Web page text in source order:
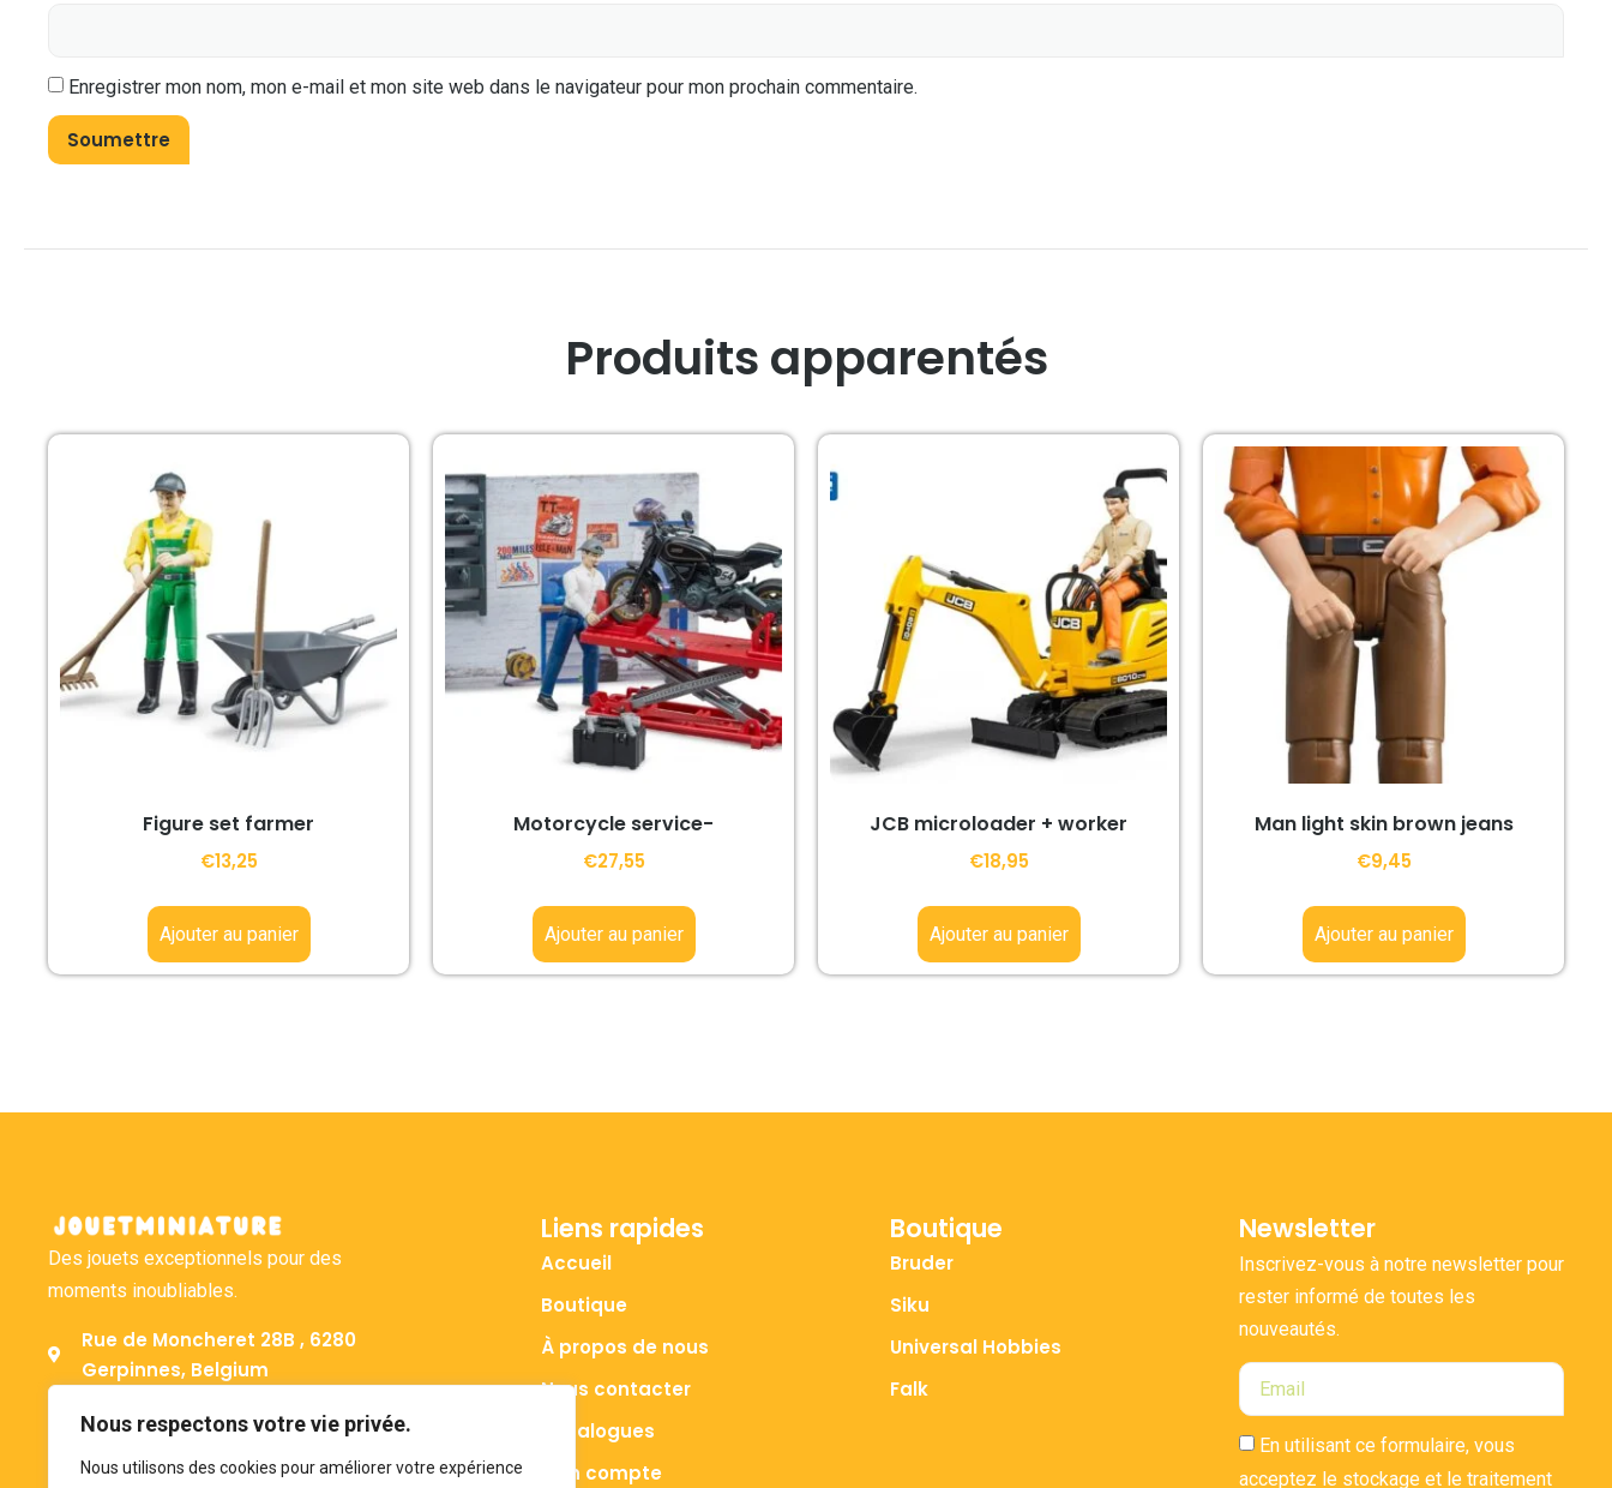
Nous respectons votre vie privée.
Nous utilisons des cookies pour améliorer votre expérience
Enregistrer mon nom, mon e-mail et mon site web dans le navigateur pour mon prochain commentaire.
Produits apparentés
Figure set farmer
€13,25
Ajouter au panier
Motorcycle service-
€27,55
Ajouter au panier
JCB microloader + worker
€18,95
Ajouter au panier
Man light skin brown jeans
€9,45
Ajouter au panier
Des jouets exceptionnels pour des
moments inoubliables.
Rue de Moncheret 28B , 6280
Gerpinnes, Belgium
bonjour@jouetminiature.com
BE 0793.946.582
Liens rapides
Accueil
Boutique
À propos de nous
Nous contacter
Catalogues
Mon compte
Boutique
Bruder
Siku
Universal Hobbies
Falk
Newsletter
Inscrivez-vous à notre newsletter pour
rester informé de toutes les
nouveautés.
En utilisant ce formulaire, vous
acceptez le stockage et le traitement